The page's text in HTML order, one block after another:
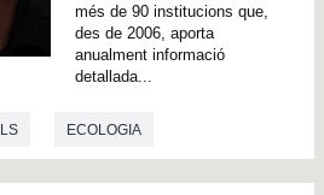
més de 90 institucions que,
des de 2006, aporta
anualment informació
detallada...
ECOLOGIA